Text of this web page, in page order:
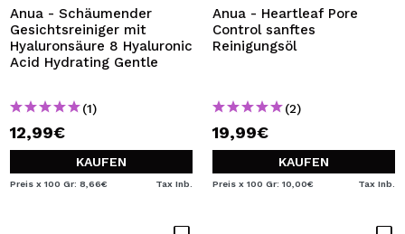
Anua - Schäumender
Gesichtsreiniger mit
Hyaluronsäure 8 Hyaluronic
Acid Hydrating Gentle
(1)
12,99€
KAUFEN
Preis x 100 Gr: 8,66€ Tax Inb.
Anua - Heartleaf Pore
Control sanftes
Reinigungsöl
(2)
19,99€
KAUFEN
Preis x 100 Gr: 10,00€ Tax Inb.